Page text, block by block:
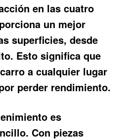
en las cuatro
un mejor
superficies, desde
Esto significa que
a cualquier lugar
perder rendimiento.
es
Con piezas